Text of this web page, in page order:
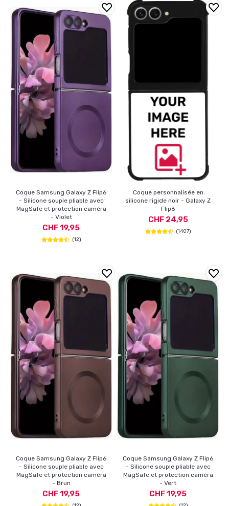
Coque Samsung Galaxy Z Flip6
- Silicone souple pliable avec
MagSafe et protection caméra
- Violet
CHF 19,95
(12)
Coque personnalisée en
silicone rigide noir - Galaxy Z
Flip6
CHF 24,95
(1407)
Coque Samsung Galaxy Z Flip6
- Silicone souple pliable avec
MagSafe et protection caméra
- Brun
CHF 19,95
Coque Samsung Galaxy Z Flip6
- Silicone souple pliable avec
MagSafe et protection caméra
- Vert
CHF 19,95